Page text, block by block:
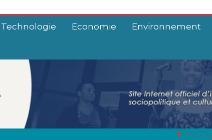
Technologie Economie Environnement
RCA,